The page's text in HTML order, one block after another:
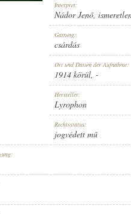
1914 KÖRÜL
11899
Interpret:
Nádor Jenő,
Gattung:
csárdás
Ort und Datum der Aufnahme:
1914 körül, -
Hersteller:
Lyrophon
Rechtsstatus:
jogvédett mű